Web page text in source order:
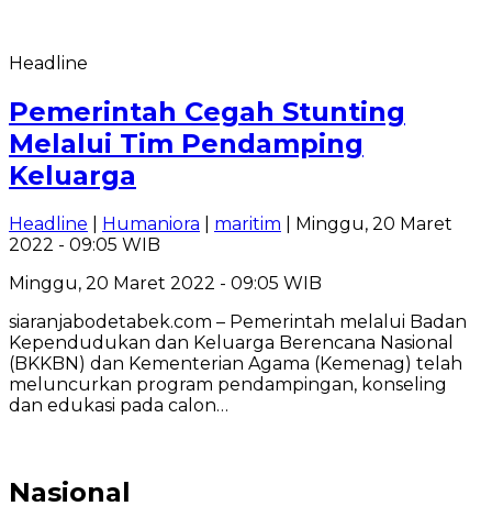
Headline
Pemerintah Cegah Stunting
Melalui Tim Pendamping
Keluarga
Headline Humaniora maritim | Minggu, 20 Maret
2022 - 09:05 WIB
Minggu, 20 Maret 2022 - 09:05 WIB
siaranjabodetabek.com – Pemerintah melalui Badan
Kependudukan dan Keluarga Berencana Nasional
(BKKBN) dan Kementerian Agama (Kemenag) telah
meluncurkan program pendampingan, konseling
dan edukasi pada calon…
Nasional